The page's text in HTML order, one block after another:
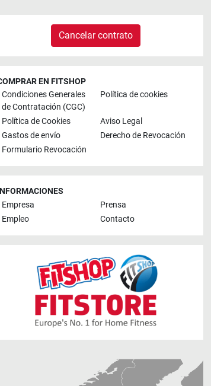
Cancelar contrato
EN FITSHOP
Condiciones Generales
de Contratación (CGC)
Política de cookies
Política de Cookies
Aviso Legal
Gastos de envío
Derecho de Revocación
Formulario Revocación
Empresa
Prensa
Empleo
Contacto